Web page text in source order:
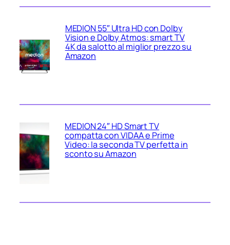
MEDION 55″ Ultra HD con Dolby
Vision e Dolby Atmos: smart TV
4K da salotto al miglior prezzo su
Amazon
MEDION 24″ HD Smart TV
compatta con VIDAA e Prime
Video: la seconda TV perfetta in
sconto su Amazon